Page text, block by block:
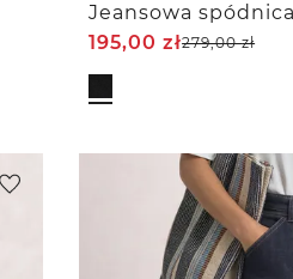
Jeansowa
195,00zł279,00zł